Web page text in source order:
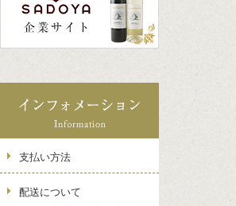
支払い方法
配送について